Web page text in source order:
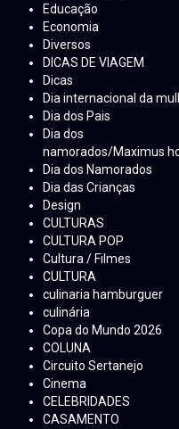
Educação
Economia
Diversos
DICAS DE VIAGEM
Dicas
Dia internacional da
Dia dos Pais
Dia dos
namorados/Maximus
Dia dos Namorados
Dia das Crianças
Design
CULTURAS
CULTURA POP
Cultura / Filmes
CULTURA
culinaria hamburguer
culinária
Copa do Mundo 2026
COLUNA
Circuito Sertanejo
Cinema
CELEBRIDADES
CASAMENTO